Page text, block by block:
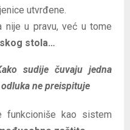
utvrđene.
nije u pravu, već u tome
stola…
sudije čuvaju jedna
ne preispituje
funkcioniše kao sistem